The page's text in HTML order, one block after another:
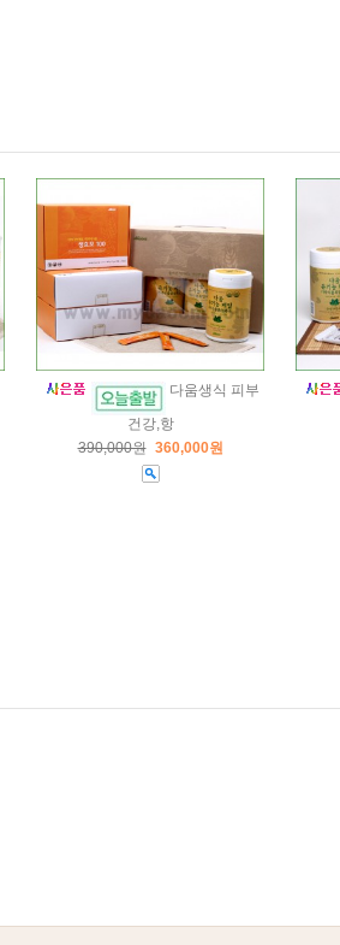
다움생식 피부
건강,항
390,000원 360,000원